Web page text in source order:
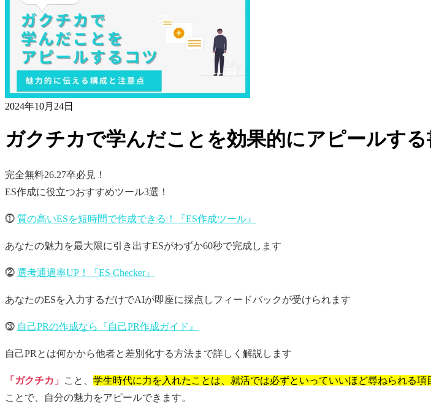
2024年10月24日
ガクチカで学んだことを効果的にアピールする
完全無料26.27卒必見！
ES作成に役立つおすすめツール3選！
⓵ 質の高いESを短時間で作成できる！『ES作成ツール』
あなたの魅力を最大限に引き出すESがわずか60秒で完成します
⓶ 選考通過率UP！『ES Checker』
あなたのESを入力するだけでAIが即座に採点しフィードバックが受けられます
⓷ 自己PRの作成なら『自己PR作成ガイド』
自己PRとは何かから他者と差別化する方法まで詳しく解説します
「ガクチカ」 こと、 学生時代に力を入れたことは、就活では必ずといっていいほど尋ねられる項
ことで、自分の魅力をアピールできます。